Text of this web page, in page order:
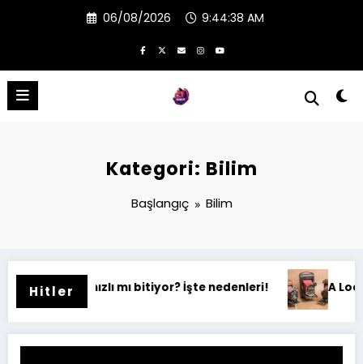
06/08/2026 9:44:38 AM
Kategori: Bilim
Başlangıç Bilim
Hitler
hızlı mı bitiyor? İşte nedenleri! A Look at Vintage